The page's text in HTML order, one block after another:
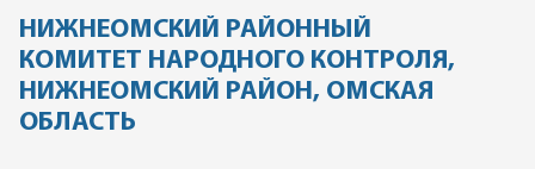
НИЖНЕОМСКИЙ РАЙОННЫЙ
КОМИТЕТ НАРОДНОГО КОНТРОЛЯ,
НИЖНЕОМСКИЙ РАЙОН, ОМСКАЯ
ОБЛАСТЬ